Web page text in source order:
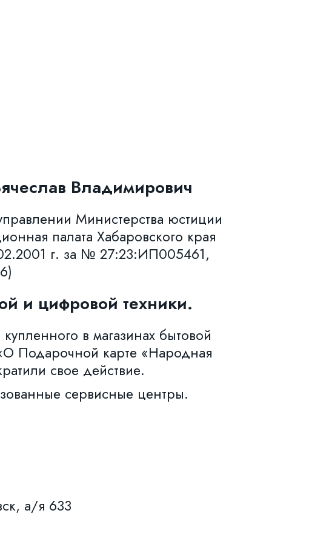
Владимирович
Министерства юстиции
палата Хабаровского края
г. за № 27:23:ИП005461,
и цифровой техники.
в магазинах бытовой
Подарочной карте «Народная
свое действие.
сервисные центры.
а/я 633